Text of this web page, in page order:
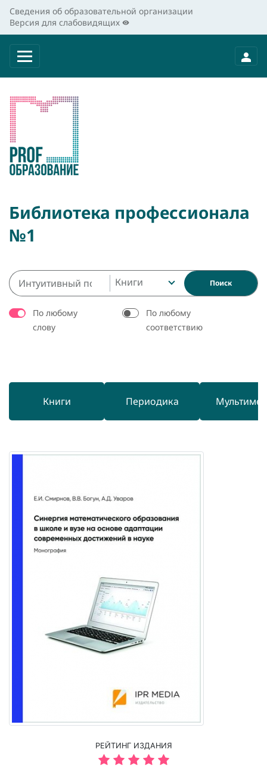
Сведения об образовательной организации
Версия для слабовидящих
Библиотека профессионала
№1
Книги Поиск
По любому
слову
По любому
соответствию
Книги Периодика
РЕЙТИНГ ИЗДАНИЯ